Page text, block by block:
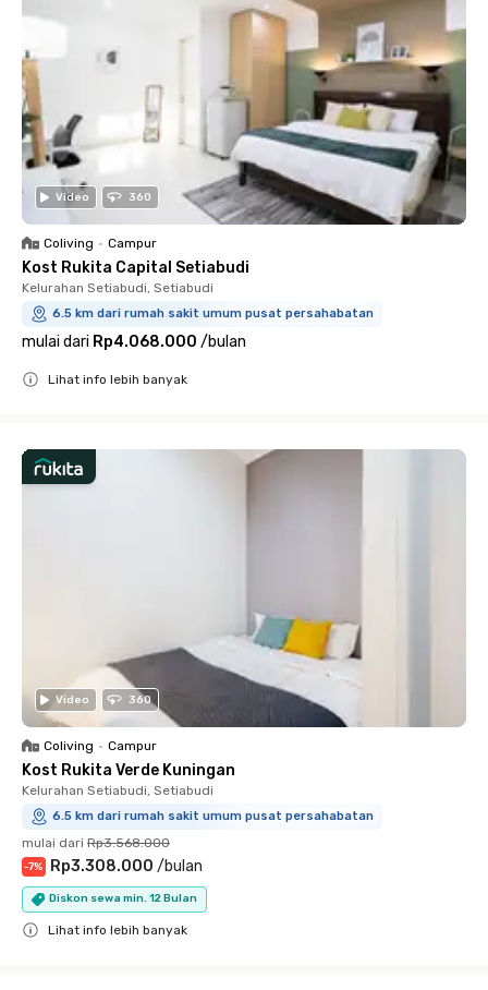
Video 360
Coliving • Campur
Kost Rukita Capital Setiabudi
Kelurahan Setiabudi, Setiabudi
6.5 km dari rumah sakit umum pusat persahabatan
mulai dari Rp4.068.000 /bulan
Lihat info lebih banyak
Video 360
Coliving • Campur
Kost Rukita Verde Kuningan
Kelurahan Setiabudi, Setiabudi
6.5 km dari rumah sakit umum pusat persahabatan
mulai dari Rp3.568.000
-7% Rp3.308.000 /bulan
Diskon sewa min. 12 Bulan
Lihat info lebih banyak